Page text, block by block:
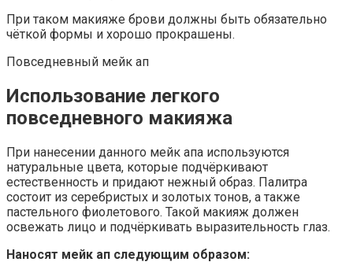
При таком макияже брови должны быть обязательно
чёткой формы и хорошо прокрашены.
Повседневный мейк ап
Использование легкого
повседневного макияжа
При нанесении данного мейк апа используются
натуральные цвета, которые подчёркивают
естественность и придают нежный образ. Палитра
состоит из серебристых и золотых тонов, а также
пастельного фиолетового. Такой макияж должен
освежать лицо и подчёркивать выразительность глаз.
Наносят мейк ап следующим образом: